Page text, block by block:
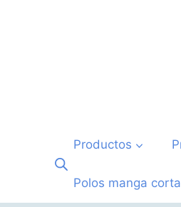
Productos
Polos manga corta